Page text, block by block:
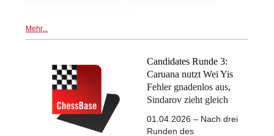
Mehr...
Candidates Runde 3:
Caruana nutzt Wei Yis
Fehler gnadenlos aus,
Sindarov zieht gleich
01.04.2026 – Nach drei
Runden des